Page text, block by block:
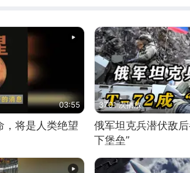
03:55
，将是人类绝望
3701 次播放
俄军坦克兵潜伏敌
下堡垒”